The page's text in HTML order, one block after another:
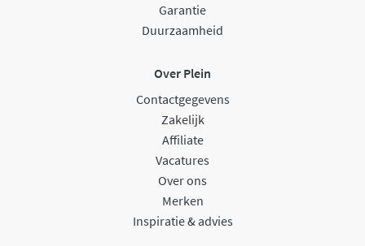
Garantie
Duurzaamheid
Over Plein
Contactgegevens
Zakelijk
Affiliate
Vacatures
Over ons
Merken
Inspiratie & advies